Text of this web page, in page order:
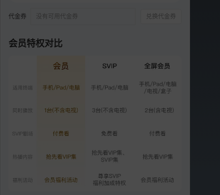
2026-05-04
第2期下：多角暧昧爆发！
2026-05-11
第3期上：温泉暧昧名场面
2012.2万次播放
代金券 没有可用代金券 兑换代金券
会员特权对比